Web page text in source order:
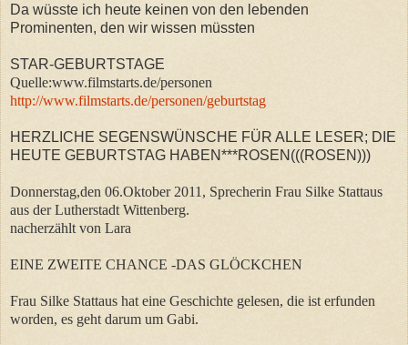
Da wüsste ich heute keinen von den lebenden
Prominenten, den wir wissen müssten
STAR-GEBURTSTAGE
Quelle:www.filmstarts.de/personen
http://www.filmstarts.de/personen/geburtstag
HERZLICHE SEGENSWÜNSCHE FÜR ALLE LESER; DIE
HEUTE GEBURTSTAG HABEN***ROSEN(((ROSEN)))
Donnerstag,den 06.Oktober 2011, Sprecherin Frau Silke Stattaus
aus der Lutherstadt Wittenberg.
nacherzählt von Lara
EINE ZWEITE CHANCE -DAS GLÖCKCHEN
Frau Silke Stattaus hat eine Geschichte gelesen, die ist erfunden
worden, es geht darum um Gabi.